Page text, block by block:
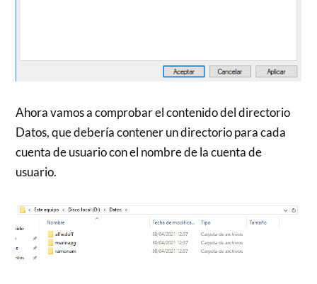
Ahora vamos a comprobar el contenido del directorio
Datos, que debería contener un directorio para cada
cuenta de usuario con el nombre de la cuenta de
usuario.